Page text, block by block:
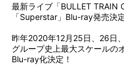
最新ライブ「BULLET TRAIN
「Superstar」Blu-ray発売決
昨年2020年12月25日、26日
グループ史上最大スケールの
Blu-ray化決定！